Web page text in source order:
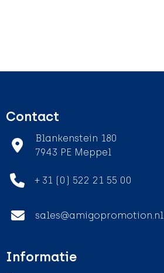
Contact
Blankenstein 180
7943 PE Meppel
+ 31 (0) 522 21 55 00
sales@amigopromotion.nl
Informatie